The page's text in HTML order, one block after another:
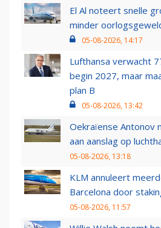
El Al noteert snelle
minder
05-08-2026, 14:17
Lufthansa verwacht
begin 2027, maar
plan B
05-08-2026, 13:42
Oekraïense Antonov
aan aanslag op
05-08-2026, 13:18
KLM annuleert
Barcelona door
05-08-2026, 11:57